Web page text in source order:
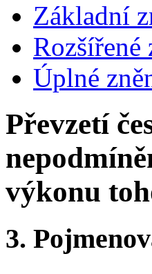
Základní
Rozšířené
Úplné
Převzetí
výkonu
3.